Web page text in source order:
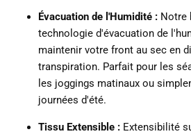
Évacuation de l'Humidité : Notre
technologie d'évacuation de
maintenir votre front au sec en
transpiration. Parfait pour les
les joggings matinaux ou
journées d'été.
Tissu Extensible : Extensibilité